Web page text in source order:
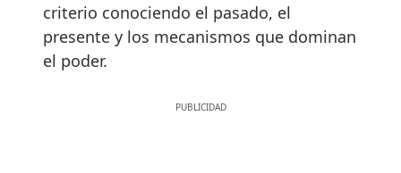
criterio conociendo el pasado, el
presente y los mecanismos que dominan
el poder.